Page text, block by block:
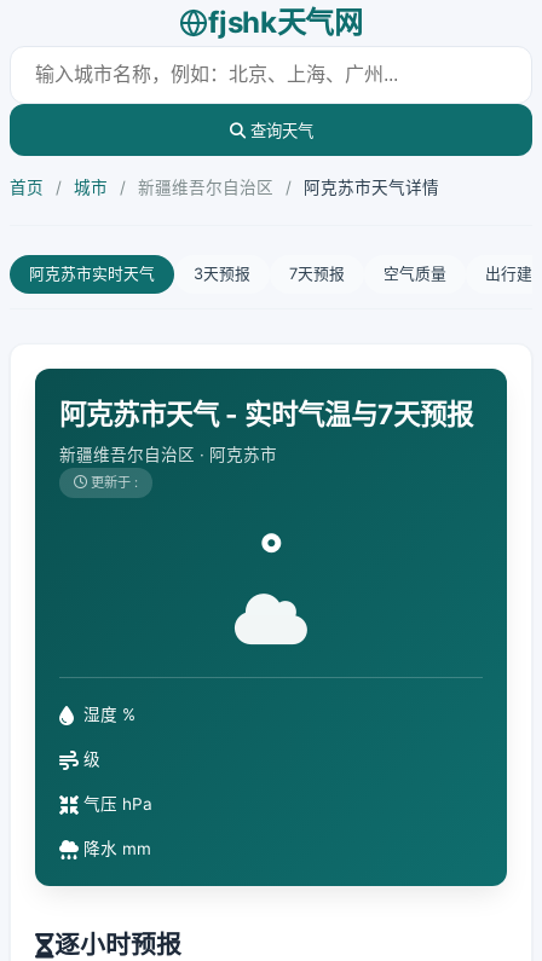
fjshk天气网
查询天气
首页 / 城市 / 新疆维吾尔自治区 / 阿克苏市天气详情
阿克苏市实时天气 3天预报 7天预报 空气质量 出行建
阿克苏市天气 - 实时气温与7天预报
新疆维吾尔自治区 · 阿克苏市
更新于 :
°
湿度 %
级
气压 hPa
降水 mm
逐小时预报